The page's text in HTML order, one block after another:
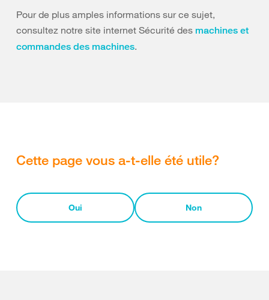
Pour de plus amples informations sur ce sujet,
consultez notre site internet Sécurité des machines et
commandes des machines.
Cette page vous a-t-elle été utile?
Oui Non